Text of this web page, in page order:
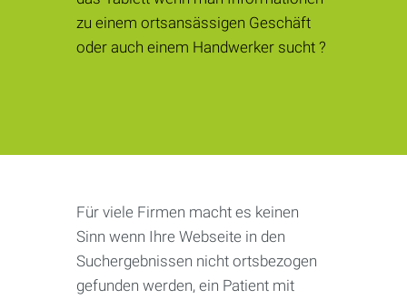
zu einem ortsansässigen Geschäft
oder auch einem Handwerker sucht ?
Für viele Firmen macht es keinen
Sinn wenn Ihre Webseite in den
Suchergebnissen nicht ortsbezogen
gefunden werden, ein Patient mit